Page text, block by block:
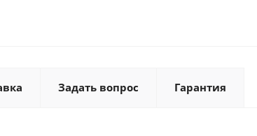
Задать вопрос Гарантия